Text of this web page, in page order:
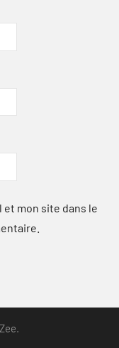
mon site dans le